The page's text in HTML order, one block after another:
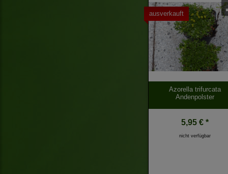
ausverkauft
Azorella trifurcata
Andenpolster
5,95 € *
nicht verfügbar